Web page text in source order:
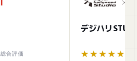
総合評価
デジハリ
★★★★★
★★★★★